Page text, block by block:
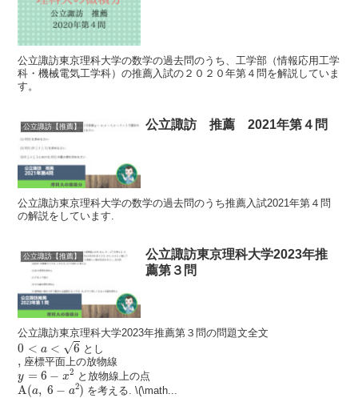
公立諏訪東京理科大学の数学の過去問のうち、工学部（情報応用工学
科・機械電気工学科）の推薦入試の２０２０年第４問を解説していま
す。
公立諏訪【推薦】 公立諏訪 推薦 2021年第４問
公立諏訪東京理科大学の数学の過去問のうち推薦入試2021年第４問
の解説をしています.
公立諏訪【推薦】
公立諏訪東京理科大学2023年推
薦第３問
公立諏訪東京理科大学2023年推薦第３問の問題文全文
0 < a < √6
0<a<6
とし
,, 座標平面上の放物線
y = 6 − x2
y=6−x 2
と放物線上の点
A(a, 6 − a2)
A (a 6− a2
を考える. \(\math...